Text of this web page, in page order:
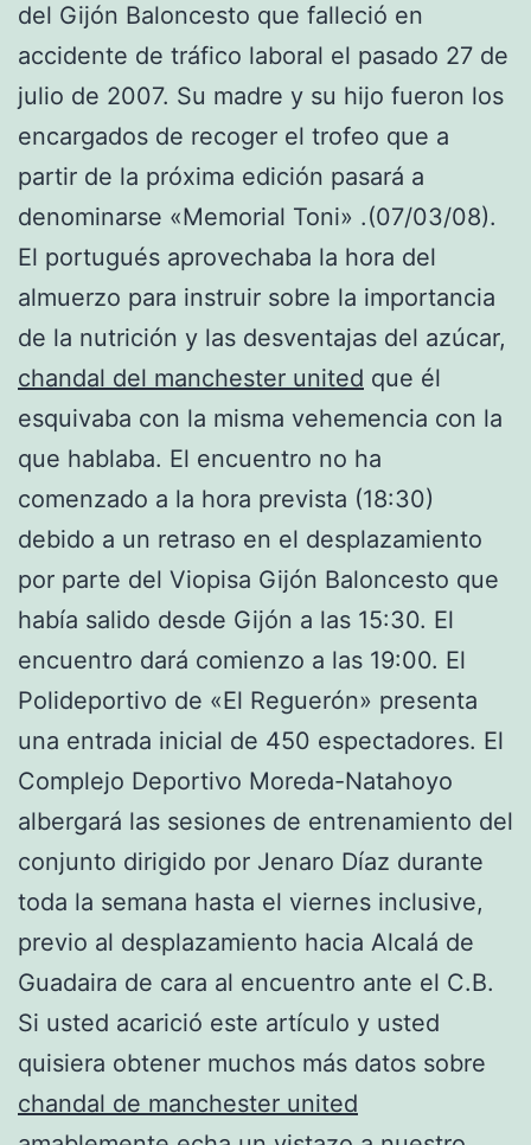
del Gijón Baloncesto que falleció en
accidente de tráfico laboral el pasado 27 de
julio de 2007. Su madre y su hijo fueron los
encargados de recoger el trofeo que a
partir de la próxima edición pasará a
denominarse «Memorial Toni» .(07/03/08).
El portugués aprovechaba la hora del
almuerzo para instruir sobre la importancia
de la nutrición y las desventajas del azúcar,
chandal del manchester united que él
esquivaba con la misma vehemencia con la
que hablaba. El encuentro no ha
comenzado a la hora prevista (18:30)
debido a un retraso en el desplazamiento
por parte del Viopisa Gijón Baloncesto que
había salido desde Gijón a las 15:30. El
encuentro dará comienzo a las 19:00. El
Polideportivo de «El Reguerón» presenta
una entrada inicial de 450 espectadores. El
Complejo Deportivo Moreda-Natahoyo
albergará las sesiones de entrenamiento del
conjunto dirigido por Jenaro Díaz durante
toda la semana hasta el viernes inclusive,
previo al desplazamiento hacia Alcalá de
Guadaira de cara al encuentro ante el C.B.
Si usted acarició este artículo y usted
quisiera obtener muchos más datos sobre
chandal de manchester united